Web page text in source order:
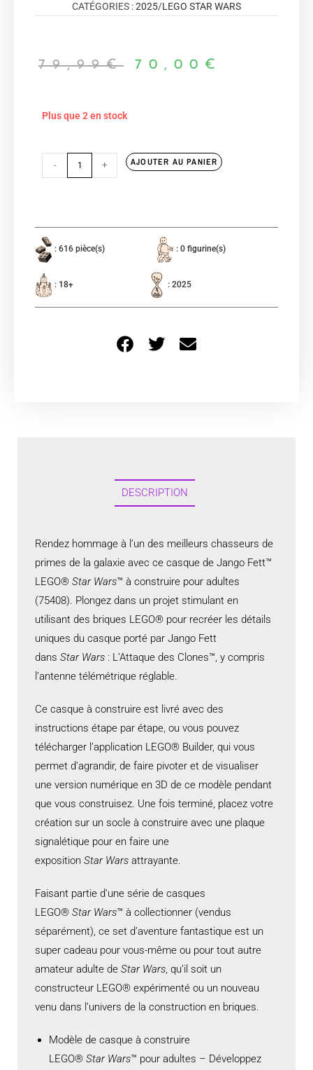
CATÉGORIES :2025/LEGO STAR WARS
79,99€ 70,00 €
Plus que 2 en stock
- + AJOUTER AU PANIER
: 616 pièce(s) : 0 figurine(s)
: 18+ : 2025
DESCRIPTION
Rendez hommage à l’un des meilleurs chasseurs de
primes de la galaxie avec ce casque de Jango Fett™
LEGO® Star Wars™ à construire pour adultes
(75408). Plongez dans un projet stimulant en
utilisant des briques LEGO® pour recréer les détails
uniques du casque porté par Jango Fett
dans Star Wars : L’Attaque des Clones™, y compris
l’antenne télémétrique réglable.
Ce casque à construire est livré avec des
instructions étape par étape, ou vous pouvez
télécharger l’application LEGO® Builder, qui vous
permet d’agrandir, de faire pivoter et de visualiser
une version numérique en 3D de ce modèle pendant
que vous construisez. Une fois terminé, placez votre
création sur un socle à construire avec une plaque
signalétique pour en faire une
exposition Star Wars attrayante.
Faisant partie d’une série de casques
LEGO® Star Wars™ à collectionner (vendus
séparément), ce set d’aventure fantastique est un
super cadeau pour vous-même ou pour tout autre
amateur adulte de Star Wars, qu’il soit un
constructeur LEGO® expérimenté ou un nouveau
venu dans l’univers de la construction en briques.
Modèle de casque à construire
LEGO® Star Wars™ pour adultes – Développez